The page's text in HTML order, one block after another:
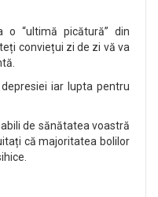
“ultimă picătură” din
conviețui zi de zi vă va
iar lupta pentru
de sănătatea voastră
că majoritatea bolilor